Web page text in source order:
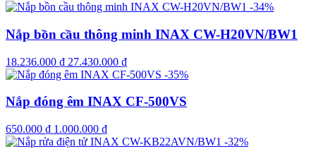
-34%
Nắp bồn cầu thông minh INAX CW-H20VN/BW1
18.236.000 ₫ 27.430.000 ₫
-35%
Nắp đóng êm INAX CF-500VS
650.000 ₫ 1.000.000 ₫
-32%